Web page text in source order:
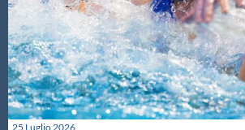
25 Luglio 2026